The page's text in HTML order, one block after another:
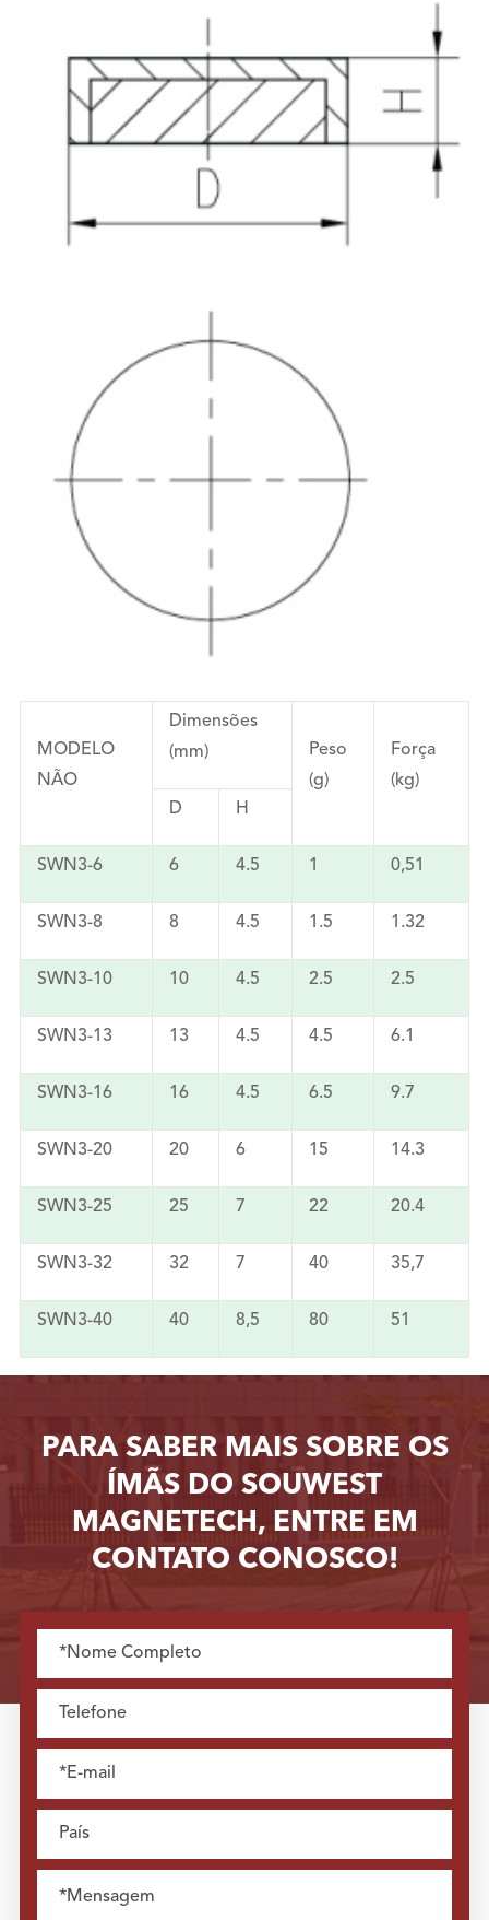
MODELO
NÃO
Dimensões
(mm)
Peso
(g)
Força
(kg)
D
H
SWN3-6 6 4.5 1 0,51
SWN3-8 8 4.5 1.5 1.32
SWN3-10 10 4.5 2.5 2.5
SWN3-13 13 4.5 4.5 6.1
SWN3-16 16 4.5 6.5 9.7
SWN3-20 20 6 15 14.3
SWN3-25 25 7 22 20.4
SWN3-32 32 7 40 35,7
SWN3-40 40 8,5 80 51
PARA SABER MAIS SOBRE OS
ÍMÃS DO SOUWEST
MAGNETECH, ENTRE EM
CONTATO CONOSCO!